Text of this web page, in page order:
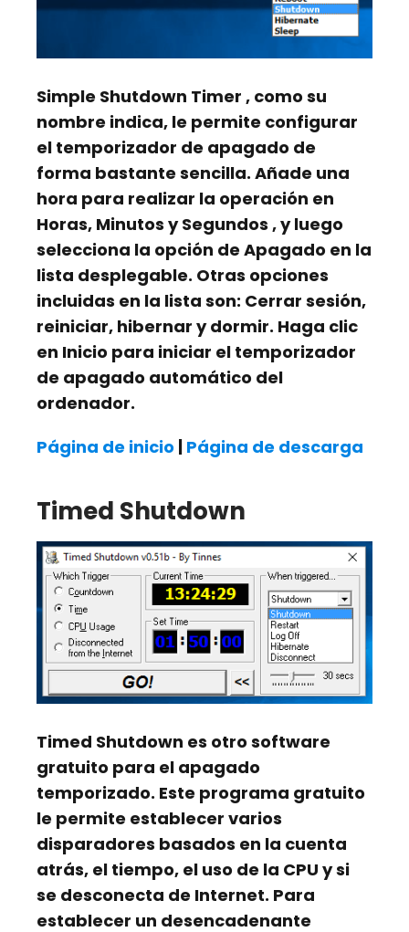
Simple Shutdown Timer , como su
nombre indica, le permite configurar
el temporizador de apagado de
forma bastante sencilla. Añade una
hora para realizar la operación en
Horas, Minutos y Segundos , y luego
selecciona la opción de Apagado en la
lista desplegable. Otras opciones
incluidas en la lista son: Cerrar sesión,
reiniciar, hibernar y dormir. Haga clic
en Inicio para iniciar el temporizador
de apagado automático del
ordenador.
Página de inicio | Página de descarga
Timed Shutdown
Timed Shutdown es otro software
gratuito para el apagado
temporizado. Este programa gratuito
le permite establecer varios
disparadores basados en la cuenta
atrás, el tiempo, el uso de la CPU y si
se desconecta de Internet. Para
establecer un desencadenante